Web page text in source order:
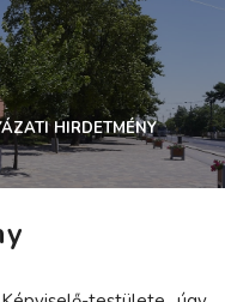
HIRDETMÉNY